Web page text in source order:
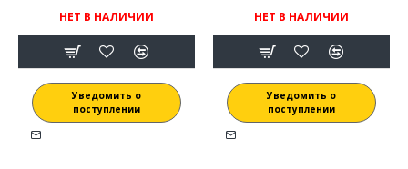
НЕТ В НАЛИЧИИ
Уведомить о
поступлении
НЕТ В НАЛИЧИИ
Уведомить о
поступлении